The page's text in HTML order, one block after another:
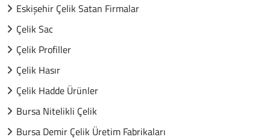
Eskişehir Çelik Satan Firmalar
Çelik Sac
Çelik Profiller
Çelik Hasır
Çelik Hadde Ürünler
Bursa Nitelikli Çelik
Bursa Demir Çelik Üretim Fabrikaları